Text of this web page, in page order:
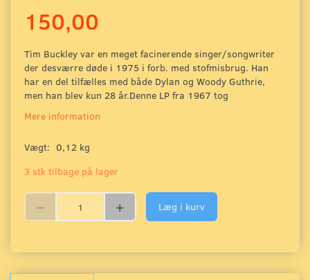
150,00
Tim Buckley var en meget facinerende singer/songwriter
der desværre døde i 1975 i forb. med stofmisbrug. Han
har en del tilfælles med både Dylan og Woody Guthrie,
men han blev kun 28 år.Denne LP fra 1967 tog
Mere information
Vægt: 0,12 kg
3 stk tilbage på lager
Læg i kurv